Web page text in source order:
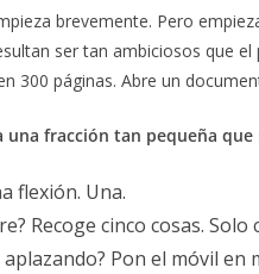
brevemente. Pero
ser tan ambiciosos que
300 páginas. Abre un
fracción tan pequeña
flexión. Una.
Recoge cinco cosas. Solo
Pon el móvil